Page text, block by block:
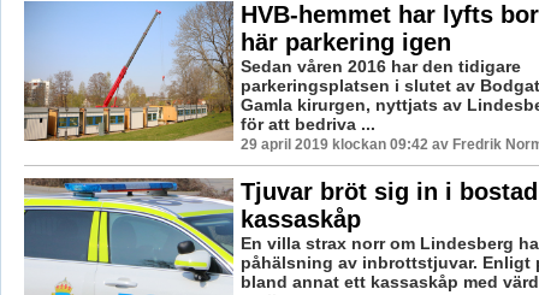
HVB-hemmet har lyfts
här parkering igen
Sedan våren 2016 har den tidigare
parkeringsplatsen i slutet av
Gamla kirurgen, nyttjats av
för att bedriva ...
29 april 2019 klockan 09:42 av Fredrik
Tjuvar bröt sig in i
kassaskåp
En villa strax norr om Lindesberg
påhälsning av inbrottstjuvar. Enligt
bland annat ett kassaskåp med